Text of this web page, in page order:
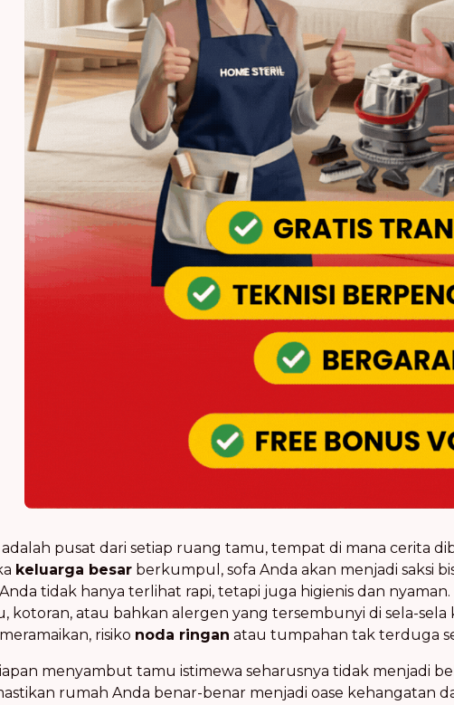
adalah pusat dari setiap ruang tamu, tempat di mana cerita
keluarga besar berkumpul, sofa Anda akan menjadi saksi
tidak hanya terlihat rapi, tetapi juga higienis dan
kotoran, atau bahkan alergen yang tersembunyi di sela-sela
risiko noda ringan atau tumpahan tak terduga
menyambut tamu istimewa seharusnya tidak menjadi
rumah Anda benar-benar menjadi oase kehangatan